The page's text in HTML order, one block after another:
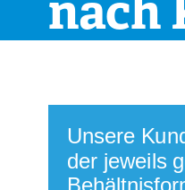
Unsere
der jeweils